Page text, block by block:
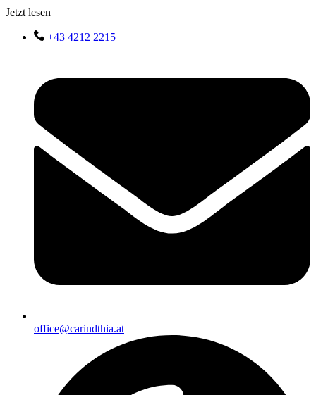
Jetzt lesen
+43 4212 2215
office@carindthia.at